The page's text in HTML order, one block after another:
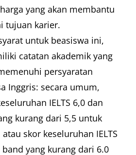
yang akan membantu
tujuan karier.
untuk beasiswa ini,
catatan akademik yang
persyaratan
Inggris: secara umum,
IELTS 6,0 dan
kurang dari 5,5 untuk
skor keseluruhan IELTS
yang kurang dari 6.0